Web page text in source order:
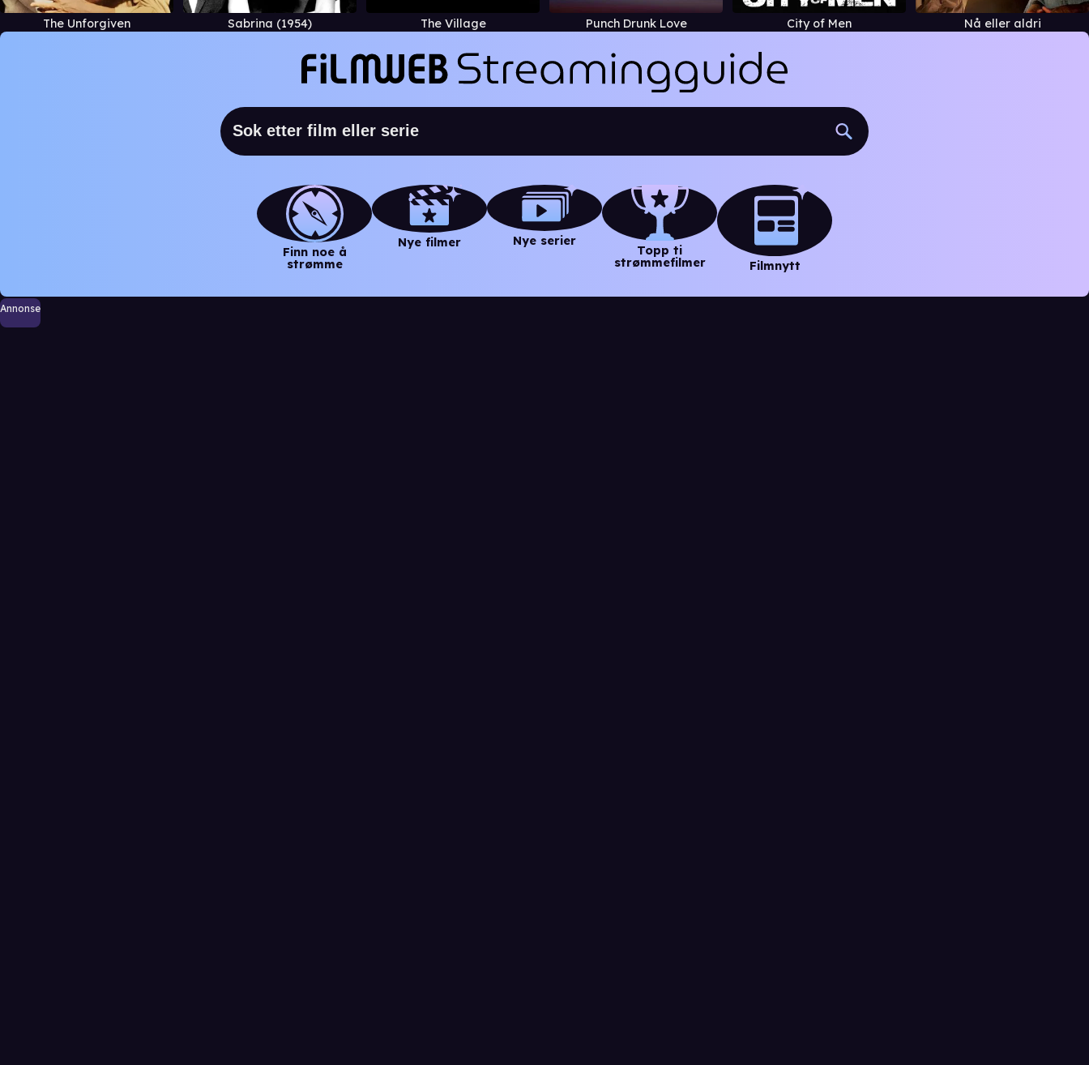
The Unforgiven Sabrina (1954) The Village Punch Drunk Love City of Men Nå eller aldri
Finn noe å
strømme
Nye filmer Nye serier
Topp ti
strømmefilmer
Filmnytt
Annonse